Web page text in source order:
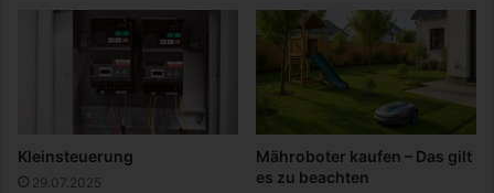
0
1
Kleinsteuerung
29.07.2025
Mähroboter kaufen – Das gilt
es zu beachten